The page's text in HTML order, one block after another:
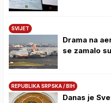
SVIJET
Drama na
se zamalo
REPUBLIKA SRPSKA / BIH
Danas je